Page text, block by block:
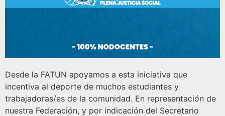
Desde la FATUN apoyamos a esta iniciativa que
incentiva al deporte de muchos estudiantes y
trabajadoras/es de la comunidad. En representación de
nuestra Federación, y por indicación del Secretario